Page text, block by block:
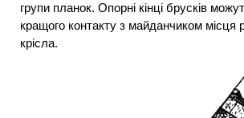
групи планок. Опорні кінці брусків
кращого контакту з майданчиком місця
крісла.